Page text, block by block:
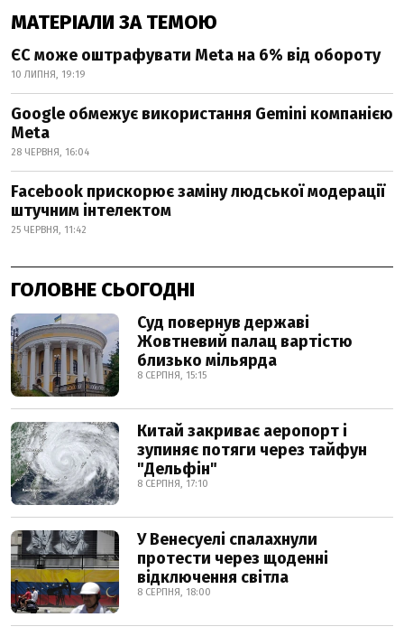
МАТЕРІАЛИ ЗА ТЕМОЮ
ЄС може оштрафувати Meta на 6% від обороту
10 ЛИПНЯ, 19:19
Google обмежує використання Gemini компанією
Meta
28 ЧЕРВНЯ, 16:04
Facebook прискорює заміну людської модерації
штучним інтелектом
25 ЧЕРВНЯ, 11:42
ГОЛОВНЕ СЬОГОДНІ
Суд повернув державі
Жовтневий палац вартістю
близько мільярда
8 СЕРПНЯ, 15:15
Китай закриває аеропорт і
зупиняє потяги через тайфун
"Дельфін"
8 СЕРПНЯ, 17:10
У Венесуелі спалахнули
протести через щоденні
відключення світла
8 СЕРПНЯ, 18:00